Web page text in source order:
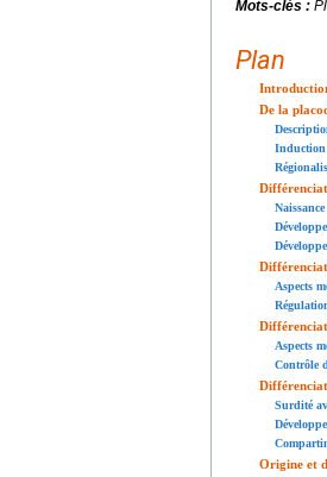
Mots-clés :
Plan
De la
Induction
Aspects
Aspects
Contrôle
Surdité
Origine et